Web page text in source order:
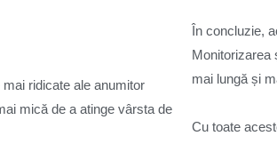
ridicate ale anumitor
mică de a atinge vârsta de
În concluzie,
Monitorizarea
mai lungă și
Cu toate